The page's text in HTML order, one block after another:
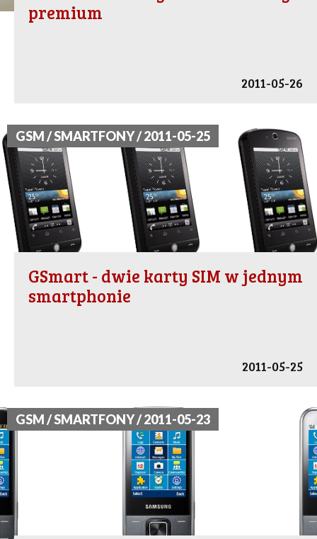
premium
2011-05-26
GSM / SMARTFONY / 2011-05-25
GSmart - dwie karty SIM w jednym
smartphonie
2011-05-25
GSM / SMARTFONY / 2011-05-23